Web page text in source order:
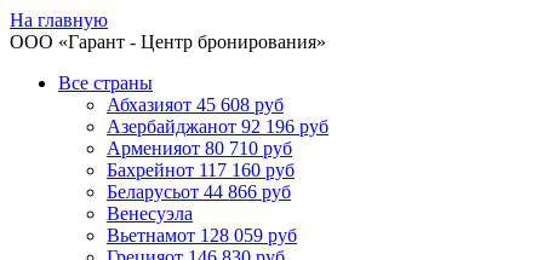
На главную
ООО «Гарант - Центр бронирования»
Все страны
Абхазияот 45 608 руб
Азербайджанот 92 196 руб
Арменияот 80 710 руб
Бахрейнот 117 160 руб
Беларусьот 44 866 руб
Венесуэла
Вьетнамот 128 059 руб